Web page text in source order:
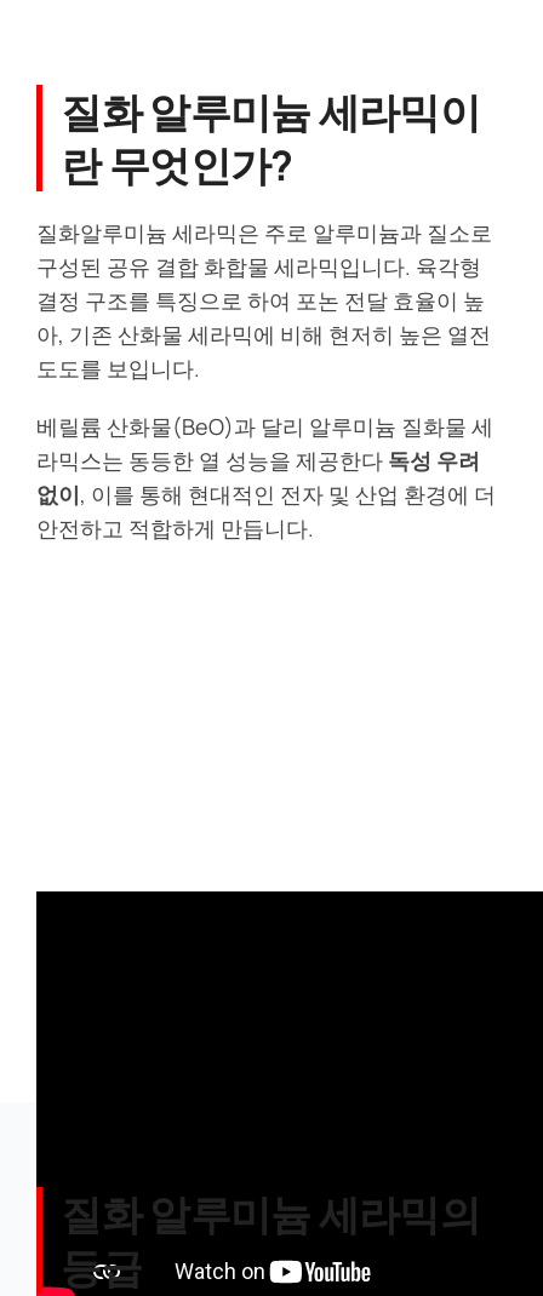
질화 알루미늄 세라믹이
란 무엇인가?
질화알루미늄 세라믹은 주로 알루미늄과 질소로
구성된 공유 결합 화합물 세라믹입니다. 육각형
결정 구조를 특징으로 하여 포논 전달 효율이 높
아, 기존 산화물 세라믹에 비해 현저히 높은 열전
도도를 보입니다.
베릴륨 산화물(BeO)과 달리 알루미늄 질화물 세
라믹스는 동등한 열 성능을 제공한다 독성 우려
없이, 이를 통해 현대적인 전자 및 산업 환경에 더
안전하고 적합하게 만듭니다.
질화 알루미늄 세라믹의
등급